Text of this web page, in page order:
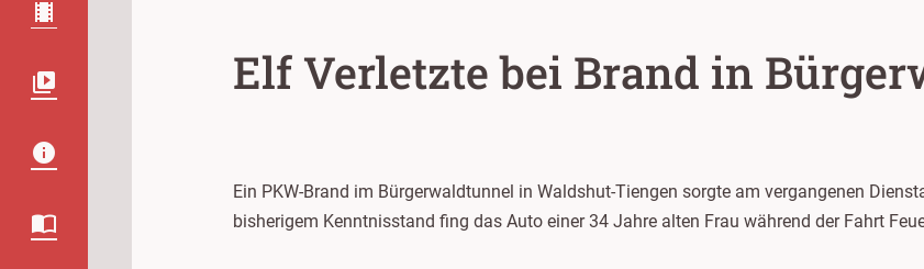
Elf Verletzte bei Brand in
Ein PKW-Brand im Bürgerwaldtunnel in Waldshut-Tiengen sorgte am vergangenen
bisherigem Kenntnisstand fing das Auto einer 34 Jahre alten Frau während der Fahrt